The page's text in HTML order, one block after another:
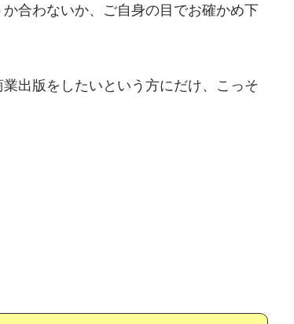
合わないか、ご自身の目でお確かめ下
出版をしたいという方にだけ、こっそ